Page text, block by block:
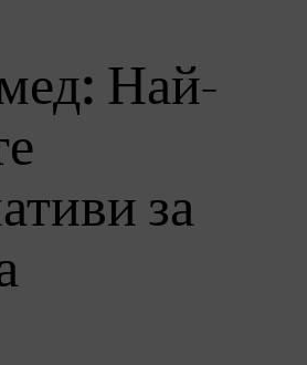
Най-
за